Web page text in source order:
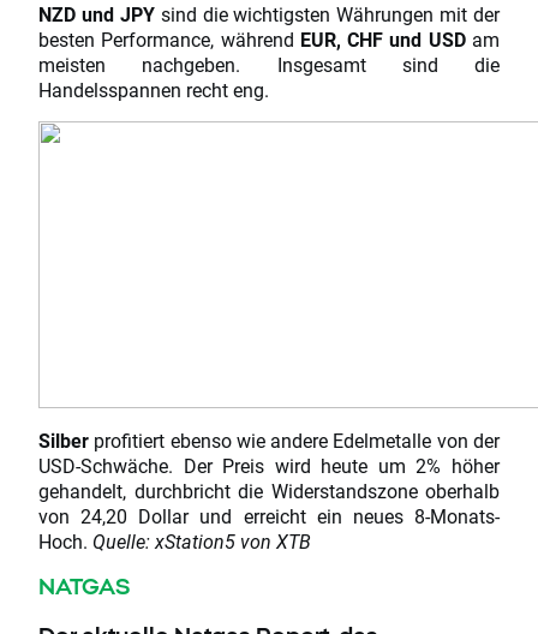
NZD und JPY sind die wichtigsten Währungen mit der
besten Performance, während EUR, CHF und USDam
meisten nachgeben. Insgesamt sind die
Handelsspannen recht eng.
Silber profitiert ebenso wie andere Edelmetalle von der
USD-Schwäche. Der Preis wird heute um 2% höher
gehandelt, durchbricht die Widerstandszone oberhalb
von 24,20 Dollar und erreicht ein neues 8-Monats-
Hoch. Quelle: xStation5 von XTB
NATGAS